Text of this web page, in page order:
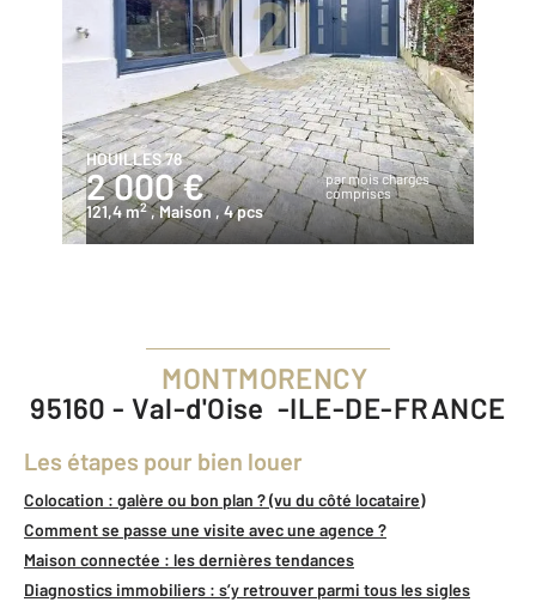
HOUILLES 78
2 000 €
par mois charges
comprises
121,4 m2 , Maison , 4 pcs
MONTMORENCY
95160 - Val-d'Oise -ILE-DE-FRANCE
Les étapes pour bien louer
Colocation : galère ou bon plan ? (vu du côté locataire)
Comment se passe une visite avec une agence ?
Maison connectée : les dernières tendances
Diagnostics immobiliers : s’y retrouver parmi tous les sigles